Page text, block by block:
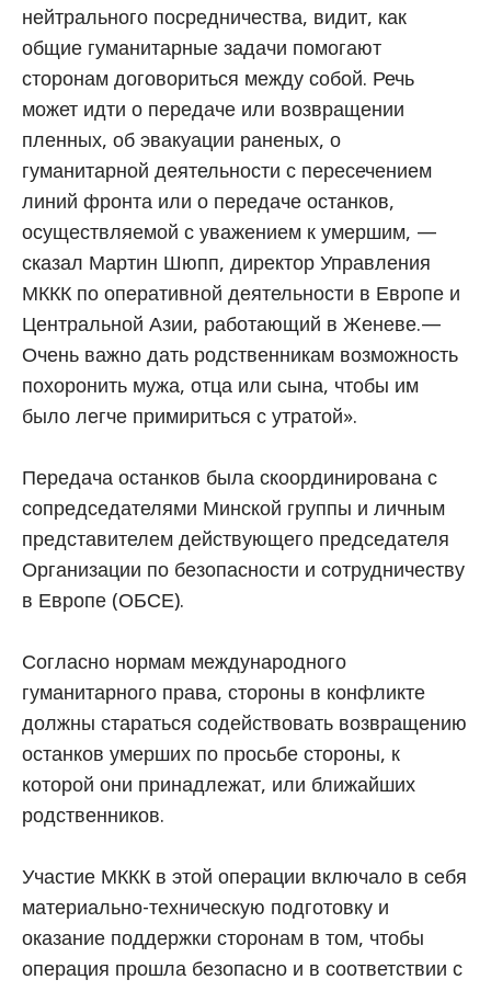
нейтрального посредничества, видит, как
общие гуманитарные задачи помогают
сторонам договориться между собой. Речь
может идти о передаче или возвращении
пленных, об эвакуации раненых, о
гуманитарной деятельности с пересечением
линий фронта или о передаче останков,
осуществляемой с уважением к умершим, —
сказал Мартин Шюпп, директор Управления
МККК по оперативной деятельности в Европе и
Центральной Азии, работающий в Женеве.—
Очень важно дать родственникам возможность
похоронить мужа, отца или сына, чтобы им
было легче примириться с утратой».
Передача останков была скоординирована с
сопредседателями Минской группы и личным
представителем действующего председателя
Организации по безопасности и сотрудничеству
в Европе (ОБСЕ).
Согласно нормам международного
гуманитарного права, стороны в конфликте
должны стараться содействовать возвращению
останков умерших по просьбе стороны, к
которой они принадлежат, или ближайших
родственников.
Участие МККК в этой операции включало в себя
материально-техническую подготовку и
оказание поддержки сторонам в том, чтобы
операция прошла безопасно и в соответствии с